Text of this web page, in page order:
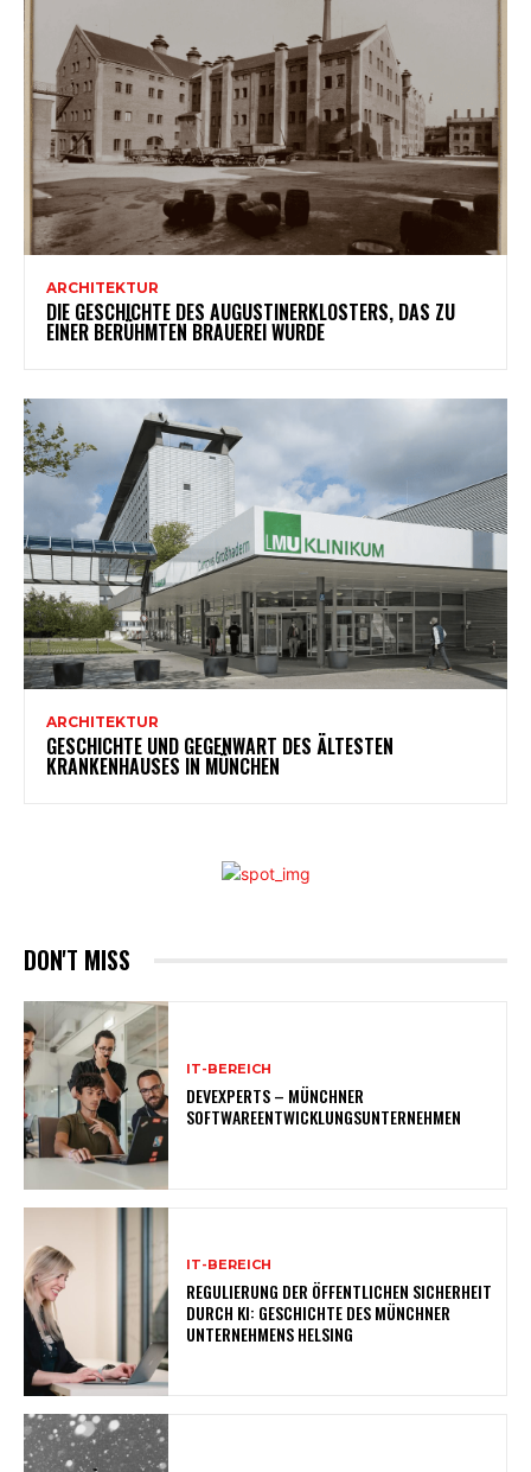
ARCHITEKTUR
DIE GESCHICHTE DES AUGUSTINERKLOSTERS, DAS ZU
EINER BERÜHMTEN BRAUEREI WURDE
ARCHITEKTUR
GESCHICHTE UND GEGENWART DES ÄLTESTEN
KRANKENHAUSES IN MÜNCHEN
DON'T MISS
IT-BEREICH
DEVEXPERTS – MÜNCHNER
SOFTWAREENTWICKLUNGSUNTERNEHMEN
IT-BEREICH
REGULIERUNG DER ÖFFENTLICHEN SICHERHEIT
DURCH KI: GESCHICHTE DES MÜNCHNER
UNTERNEHMENS HELSING